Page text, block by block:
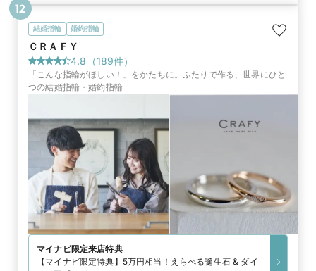
結婚指輪 婚約指輪
ＣＲＡＦＹ
4.8 （189件）
「こんな指輪がほしい！」をかたちに。ふたりで作る、世界にひと
つの結婚指輪・婚約指輪
マイナビ限定来店特典
【マイナビ限定特典】5万円相当！えらべる誕生石 & ダイ
12